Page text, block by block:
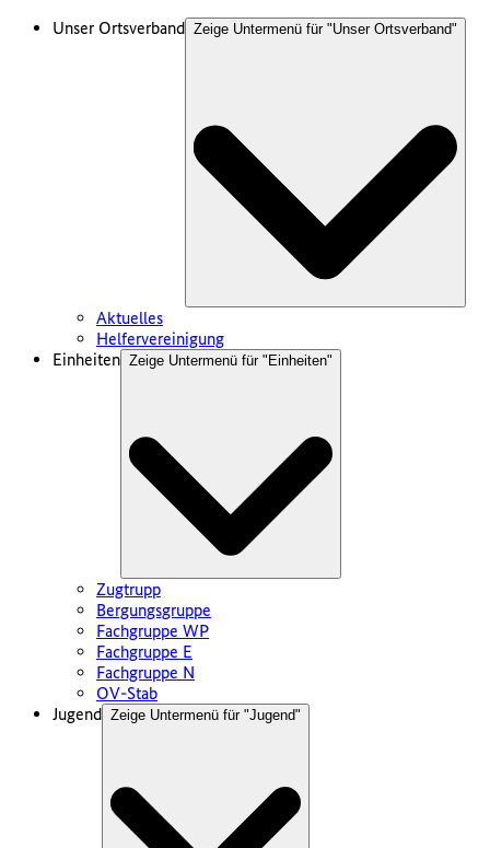
Unser Ortsverband Zeige Untermenü für "Unser Ortsverband"
Aktuelles
Helfervereinigung
Einheiten Zeige Untermenü für " Einheiten"
Zugtrupp
Bergungsgruppe
Fachgruppe WP
Fachgruppe E
Fachgruppe N
OV-Stab
Jugend Zeige Untermenü für "Jugend"